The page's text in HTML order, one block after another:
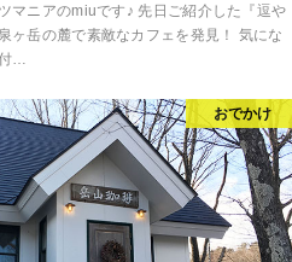
マニアのmiuです♪ 先日ご紹介した『逗や
ヶ岳の麓で素敵なカフェを発見！ 気にな
…
おでかけ